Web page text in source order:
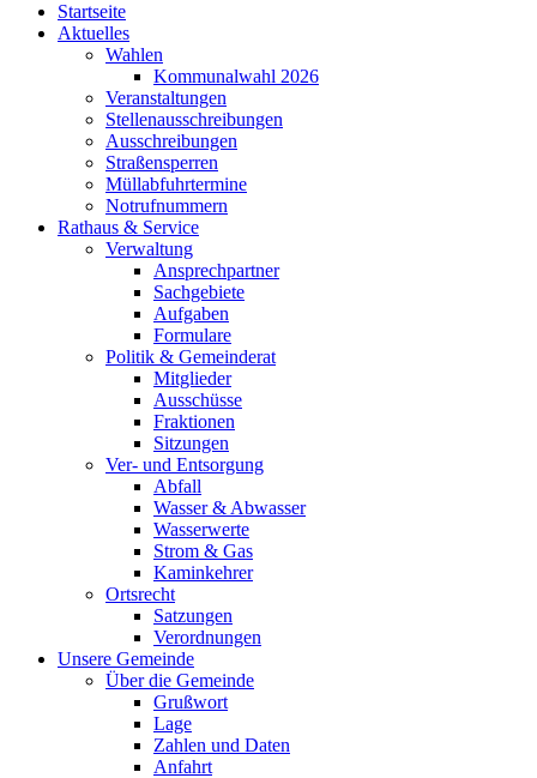
Startseite
Aktuelles
Wahlen
Kommunalwahl 2026
Veranstaltungen
Stellenausschreibungen
Ausschreibungen
Straßensperren
Müllabfuhrtermine
Notrufnummern
Rathaus & Service
Verwaltung
Ansprechpartner
Sachgebiete
Aufgaben
Formulare
Politik & Gemeinderat
Mitglieder
Ausschüsse
Fraktionen
Sitzungen
Ver- und Entsorgung
Abfall
Wasser & Abwasser
Wasserwerte
Strom & Gas
Kaminkehrer
Ortsrecht
Satzungen
Verordnungen
Unsere Gemeinde
Über die Gemeinde
Grußwort
Lage
Zahlen und Daten
Anfahrt